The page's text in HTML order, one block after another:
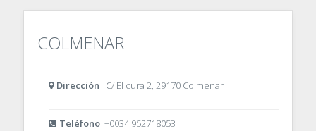
COLMENAR
Dirección C/ El cura 2, 29170 Colmenar
Teléfono+0034 952718053